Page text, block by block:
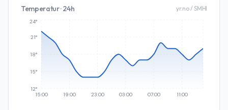
Temperatur · 24h yr.no / SMHI
15:00 19:00 23:00 03:00 07:00 11:00
12°
15°
18°
21°
24°